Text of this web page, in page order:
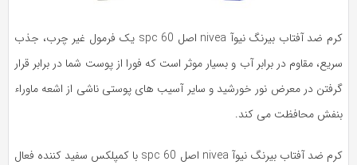
کرم ضد آفتاب بیرنگ نیوآ nivea اصل spc 60 یک فرمول غیر چرب، جذب
مقاوم در برابر آب و بسیار موثر است که فورا از پوست شما در برابر قرار
در معرض نور خورشید و سایر آسیب های پوستی ناشی از اشعه ماوراء
محافظت می کند.
کرم ضد آفتاب بیرنگ نیوآ nivea اصل spc 60 با کمپلکس سفید کننده فعال